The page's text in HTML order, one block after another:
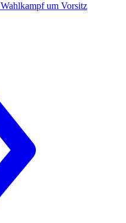
Wahlkampf um Vorsitz